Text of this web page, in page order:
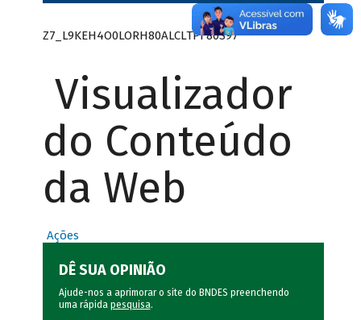
Z7_L9KEH4O0LORH80ALCLTPF80S97
Visualizador
do Conteúdo
da Web
Ações
DÊ SUA OPINIÃO
Ajude-nos a aprimorar o site do BNDES preenchendo
uma rápida pesquisa.